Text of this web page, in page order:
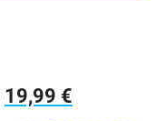
19,99 €